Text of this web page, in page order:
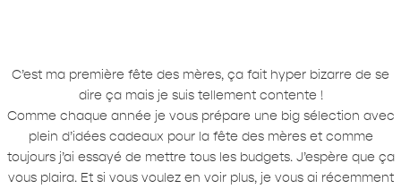
C’est ma première fête des mères, ça fait hyper bizarre de se
dire ça mais je suis tellement contente !
Comme chaque année je vous prépare une big sélection avec
plein d’idées cadeaux pour la fête des mères et comme
toujours j’ai essayé de mettre tous les budgets. J’espère que ça
vous plaira. Et si vous voulez en voir plus, je vous ai récemment